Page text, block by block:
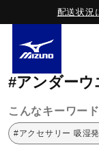
配送状況
ライフ
ミズノ公式オンライン
#アンダーウ
こんなキーワー
#アクセサリー 吸湿